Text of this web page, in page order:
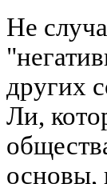
Не
других
Ли,
основы,